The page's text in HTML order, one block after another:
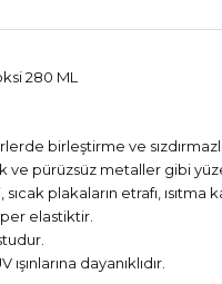
280 ML
birleştirme ve
ve pürüzsüz metaller gibi
plakaların etrafı,
elastiktir.
dayanıklıdır.